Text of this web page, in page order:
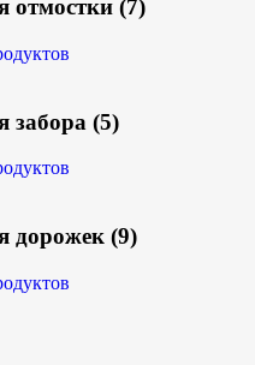
отмостки (7)
забора (5)
дорожек (9)